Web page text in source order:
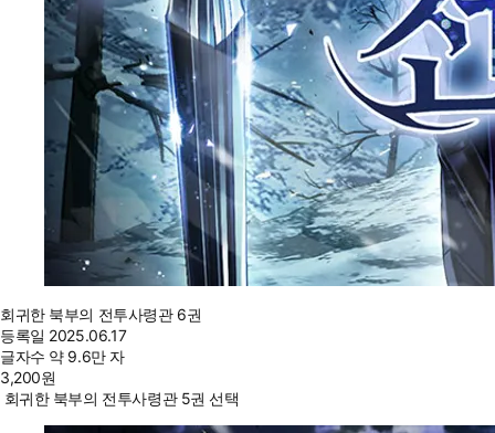
회귀한 북부의 전투사령관 6권
등록일 2025.06.17
글자수 약 9.6만 자
3,200원
회귀한 북부의 전투사령관 5권 선택